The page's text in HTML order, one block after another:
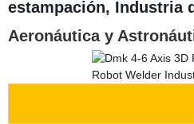
estampación, Industria
Aeronáutica y